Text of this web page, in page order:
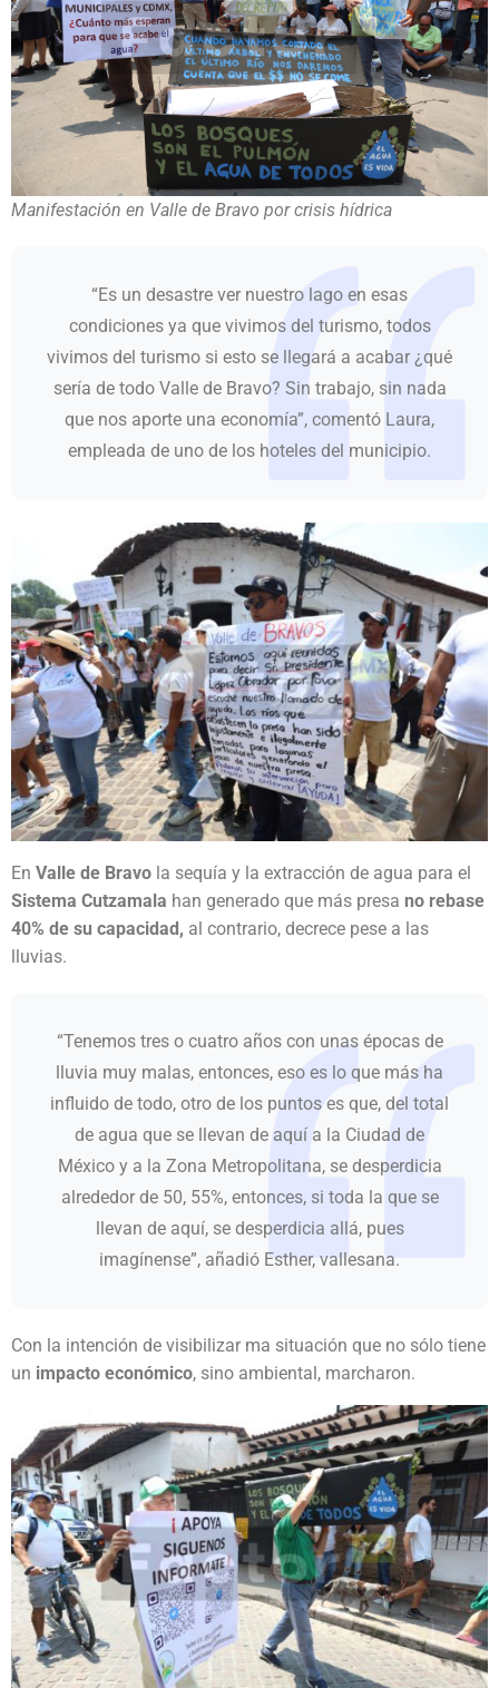
Manifestación en Valle de Bravo por crisis hídrica
“Es un desastre ver nuestro lago en esas
condiciones ya que vivimos del turismo, todos
vivimos del turismo si esto se llegará a acabar ¿qué
sería de todo Valle de Bravo? Sin trabajo, sin nada
que nos aporte una economía”, comentó Laura,
empleada de uno de los hoteles del municipio.
En Valle de Bravo la sequía y la extracción de agua para el
Sistema Cutzamala han generado que más presa no rebase
40% de su capacidad, al contrario, decrece pese a las
lluvias.
“Tenemos tres o cuatro años con unas épocas de
lluvia muy malas, entonces, eso es lo que más ha
influido de todo, otro de los puntos es que, del total
de agua que se llevan de aquí a la Ciudad de
México y a la Zona Metropolitana, se desperdicia
alrededor de 50, 55%, entonces, si toda la que se
llevan de aquí, se desperdicia allá, pues
imagínense”, añadió Esther, vallesana.
Con la intención de visibilizar ma situación que no sólo tiene
un impacto económico, sino ambiental, marcharon.